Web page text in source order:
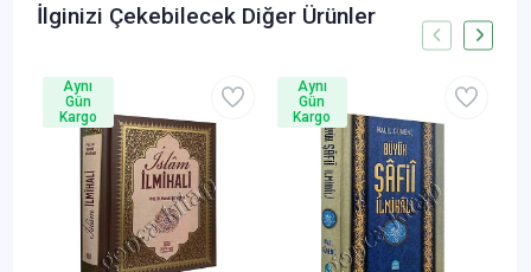
İlginizi Çekebilecek Diğer Ürünler
Aynı
Gün
Kargo
Aynı
Gün
Kargo